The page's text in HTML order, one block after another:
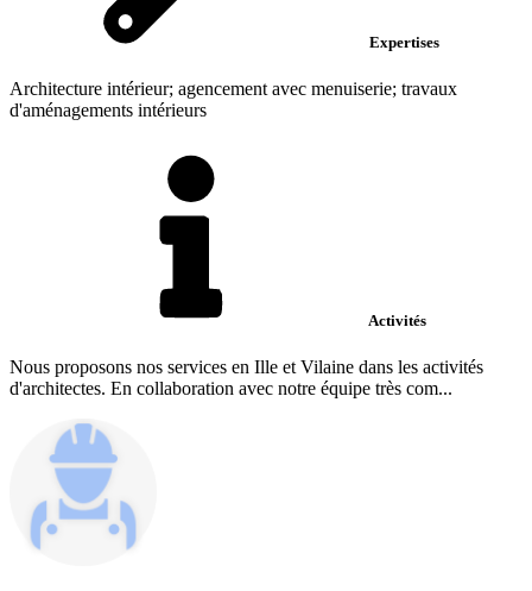
Expertises
Architecture intérieur; agencement avec menuiserie; travaux
d'aménagements intérieurs
Activités
Nous proposons nos services en Ille et Vilaine dans les activités
d'architectes. En collaboration avec notre équipe très com...